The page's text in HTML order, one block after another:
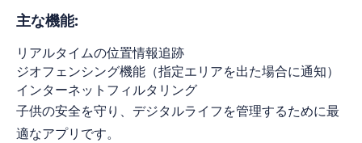
主な機能:
リアルタイムの位置情報追跡
ジオフェンシング機能（指定エリアを出た場合に通知）
インターネットフィルタリング
子供の安全を守り、デジタルライフを管理するために最
適なアプリです。